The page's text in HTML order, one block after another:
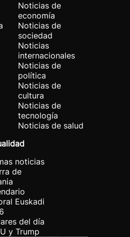
Noticias de
economía
Noticias de
sociedad
Noticias
internacionales
Noticias de
política
Noticias de
cultura
Noticias de
tecnología
Noticias de salud
noticias
de
Euskadi
del día
y Trump